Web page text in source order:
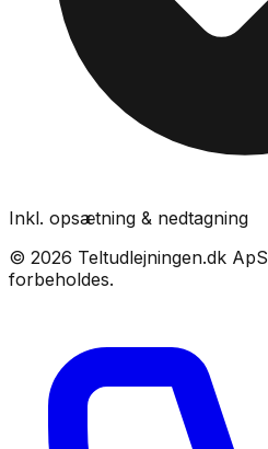
Inkl. opsætning & nedtagning
© 2026 Teltudlejningen.dk ApS
forbeholdes.